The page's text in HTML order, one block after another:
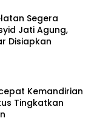
Segera
Jati Agung,
Disiapkan
Kemandirian
Tingkatkan